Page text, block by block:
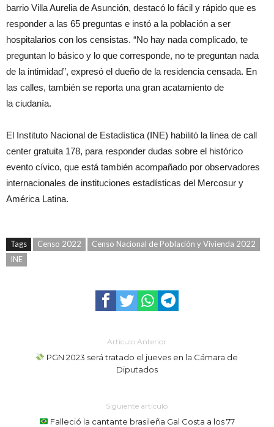
barrio Villa Aurelia de Asunción, destacó lo fácil y rápido que es
responder a las 65 preguntas e instó a la población a ser
hospitalarios con los censistas. “No hay nada complicado, te
preguntan lo básico y lo que corresponde, no te preguntan nada
de la intimidad”, expresó el dueño de la residencia censada. En
las calles, también se reporta una gran acatamiento de
la ciudanía.
El Instituto Nacional de Estadística (INE) habilitó la línea de call
center gratuita 178, para responder dudas sobre el histórico
evento cívico, que está también acompañado por observadores
internacionales de instituciones estadísticas del Mercosur y
América Latina.
Tags Censo 2022
Censo Nacional de Población y Vivienda 2022
INE
Artículo Anterior
PGN 2023 será tratado el jueves en la Cámara de
Diputados
Siguiente artículo
Falleció la cantante brasileña Gal Costa a los 77